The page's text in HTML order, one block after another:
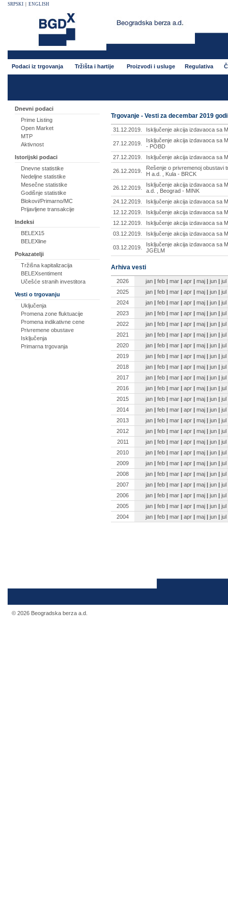
SRPSKI ENGLISH
Podaci iz trgovanja Tržišta i hartije Proizvodi i usluge Regulativa
Dnevni podaci
Prime Listing
Open Market
MTP
Aktivnost
Istorijski podaci
Dnevne statistike
Nedeljne statistike
Mesečne statistike
Godišnje statistike
Blokovi/Primarno/MC
Prijavljene transakcije
Indeksi
BELEX15
BELEXline
Pokazatelji
Tržišna kapitalizacija
BELEXsentiment
Učešće stranih investitora
Vesti o trgovanju
Uključenja
Promena zone fluktuacije
Promena indikativne cene
Privremene obustave
Isključenja
Primarna trgovanja
Trgovanje - Vesti za decembar 2019
31.12.2019. Isključenje akcija izdavaoca sa
27.12.2019.
Isključenje akcija izdavaoca sa
- POBD
27.12.2019.
Isključenje akcija izdavaoca sa
26.12.2019.
Rešenje o privremenoj obustavi
H a.d. , Kula - BRCK
26.12.2019.
Isključenje akcija izdavaoca sa
a.d. , Beograd - MINK
24.12.2019.
Isključenje akcija izdavaoca sa
12.12.2019.
Isključenje akcija izdavaoca sa
12.12.2019.
Isključenje akcija izdavaoca sa
03.12.2019.
Isključenje akcija izdavaoca sa
03.12.2019.
Isključenje akcija izdavaoca sa
JGELM
Arhiva vesti
2026 jan | feb | mar | apr | maj | jun | jul
2025
jan | feb | mar | apr | maj | jun | jul
2024
jan | feb | mar | apr | maj | jun | jul
2023
jan | feb | mar | apr | maj | jun | jul
2022
jan | feb | mar | apr | maj | jun | jul
2021
jan | feb | mar | apr | maj | jun | jul
2020
jan | feb | mar | apr | maj | jun | jul
2019
jan | feb | mar | apr | maj | jun | jul
2018
jan | feb | mar | apr | maj | jun | jul
2017
jan | feb | mar | apr | maj | jun | jul
2016
jan | feb | mar | apr | maj | jun | jul
2015
jan | feb | mar | apr | maj | jun | jul
2014
jan | feb | mar | apr | maj | jun | jul
2013
jan | feb | mar | apr | maj | jun | jul
2012
jan | feb | mar | apr | maj | jun | jul
2011
jan | feb | mar | apr | maj | jun | jul
2010
jan | feb | mar | apr | maj | jun | jul
2009
jan | feb | mar | apr | maj | jun | jul
2008
jan | feb | mar | apr | maj | jun | jul
2007
jan | feb | mar | apr | maj | jun | jul
2006
jan | feb | mar | apr | maj | jun | jul
2005
jan | feb | mar | apr | maj | jun | jul
2004
jan | feb | mar | apr | maj | jun | jul
© 2026 Beogradska berza a.d.